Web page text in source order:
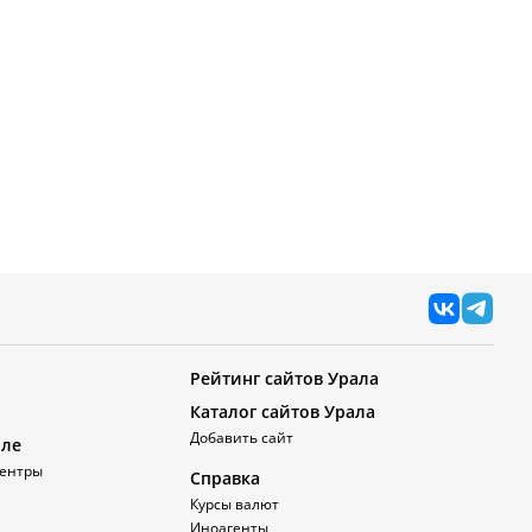
Рейтинг сайтов Урала
Каталог сайтов Урала
Добавить сайт
Справка
Курсы валют
Иноагенты